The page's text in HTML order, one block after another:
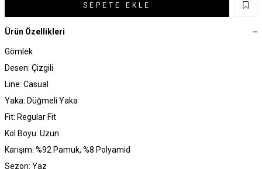
SEPETE EKLE
Ürün Özellikleri
Gömlek
Desen: Çizgili
Line: Casual
Yaka: Düğmeli Yaka
Fit: Regular Fit
Kol Boyu: Uzun
Karışım: %92 Pamuk, %8 Polyamid
Sezon: Yaz